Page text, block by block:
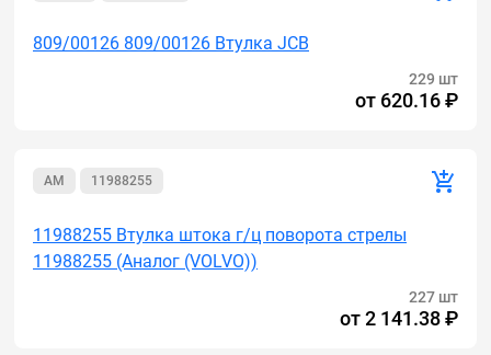
809/00126 809/00126 Втулка JCB
229 шт
от 620.16 ₽
AM 11988255
11988255 Втулка штока г/ц поворота стрелы
11988255 (Аналог (VOLVO))
227 шт
от2 141.38 ₽